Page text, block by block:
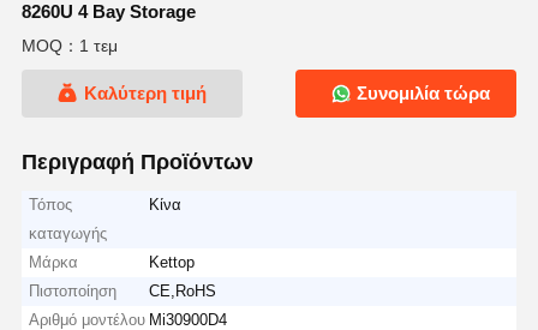
8260U 4 Bay Storage
MOQ：1 τεμ
Καλύτερη τιμή Συνομιλία τώρα
Περιγραφή Προϊόντων
Τόπος
καταγωγής
Κίνα
Μάρκα
Kettop
Πιστοποίηση
CE,RoHS
Αριθμό μοντέλου Mi30900D4